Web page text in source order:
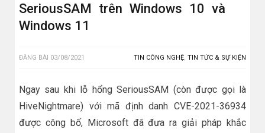
SeriousSAM trên Windows 10 và
Windows 11
ĐĂNG BÀI 03/08/2021 TIN CÔNG NGHỆ, TIN TỨC & SỰ KIỆN
Ngay sau khi lỗ hổng SeriousSAM (còn được gọi là
HiveNightmare) với mã định danh CVE-2021-36934
được công bố, Microsoft đã đưa ra giải pháp khắc